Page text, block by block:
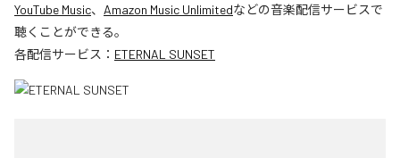
YouTube Music、 Amazon Music Unlimitedなどの音楽配信サービスで
聴くことができる。
各配信サービス： ETERNAL SUNSET